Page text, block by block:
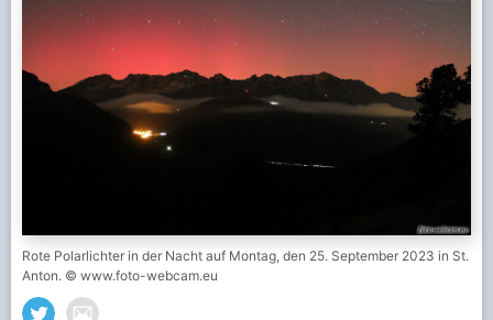
Rote Polarlichter in der Nacht auf Montag, den 25. September 2023 in St.
Anton. © www.foto-webcam.eu